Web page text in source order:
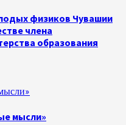
физиков Чувашии
члена
образования
мысли»